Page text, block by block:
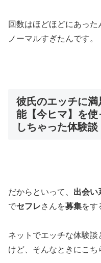
回数はほどほどにあっ
ノーマルすぎたんです。
彼氏のエッチに
能【今ヒマ】を
しちゃった体験談
だからといって、 出会い
でセフレさんを募集をす
ネットでエッチな体験
けど、そんなときにこち